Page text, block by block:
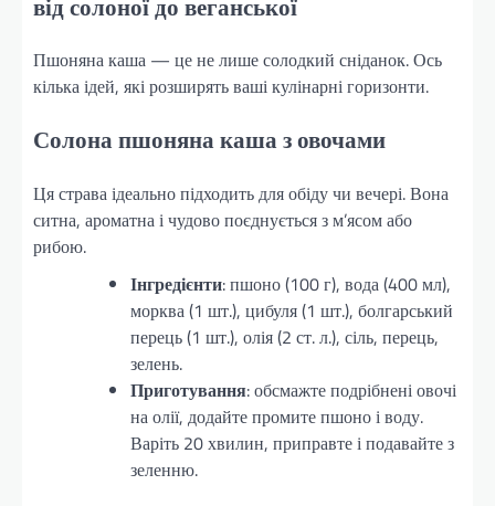
Пшоняна каша — це не лише солодкий сніданок. Ось
кілька ідей, які розширять ваші кулінарні горизонти.
Солона пшоняна каша з овочами
Ця страва ідеально підходить для обіду чи вечері. Вона
ситна, ароматна і чудово поєднується з м’ясом або
рибою.
Інгредієнти: пшоно (100 г), вода (400 мл),
морква (1 шт.), цибуля (1 шт.), болгарський
перець (1 шт.), олія (2 ст. л.), сіль, перець,
зелень.
Приготування: обсмажте подрібнені овочі
на олії, додайте промите пшоно і воду.
Варіть 20 хвилин, приправте і подавайте з
зеленню.